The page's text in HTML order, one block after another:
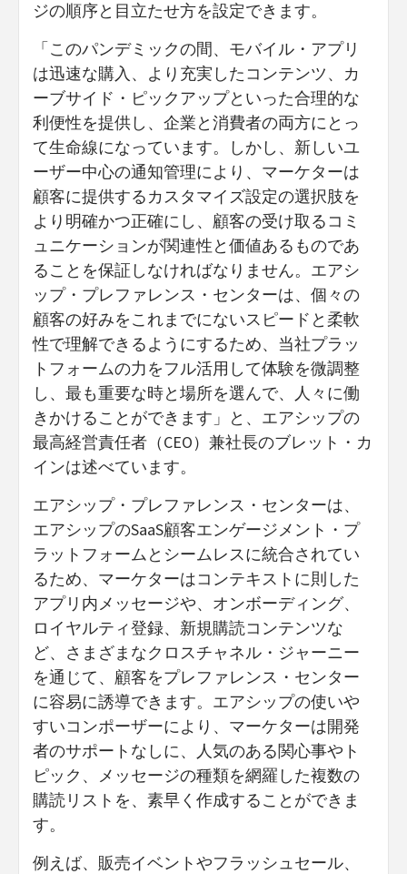
ジの順序と目立たせ方を設定できます。
「このパンデミックの間、モバイル・アプリ
は迅速な購入、より充実したコンテンツ、カ
ーブサイド・ピックアップといった合理的な
利便性を提供し、企業と消費者の両方にとっ
て生命線になっています。しかし、新しいユ
ーザー中心の通知管理により、マーケターは
顧客に提供するカスタマイズ設定の選択肢を
より明確かつ正確にし、顧客の受け取るコミ
ュニケーションが関連性と価値あるものであ
ることを保証しなければなりません。エアシ
ップ・プレファレンス・センターは、個々の
顧客の好みをこれまでにないスピードと柔軟
性で理解できるようにするため、当社プラッ
トフォームの力をフル活用して体験を微調整
し、最も重要な時と場所を選んで、人々に働
きかけることができます」と、エアシップの
最高経営責任者（CEO）兼社長のブレット・カ
インは述べています。
エアシップ・プレファレンス・センターは、
エアシップのSaaS顧客エンゲージメント・プ
ラットフォームとシームレスに統合されてい
るため、マーケターはコンテキストに則した
アプリ内メッセージや、オンボーディング、
ロイヤルティ登録、新規購読コンテンツな
ど、さまざまなクロスチャネル・ジャーニー
を通じて、顧客をプレファレンス・センター
に容易に誘導できます。エアシップの使いや
すいコンポーザーにより、マーケターは開発
者のサポートなしに、人気のある関心事やト
ピック、メッセージの種類を網羅した複数の
購読リストを、素早く作成することができま
す。
例えば、販売イベントやフラッシュセール、